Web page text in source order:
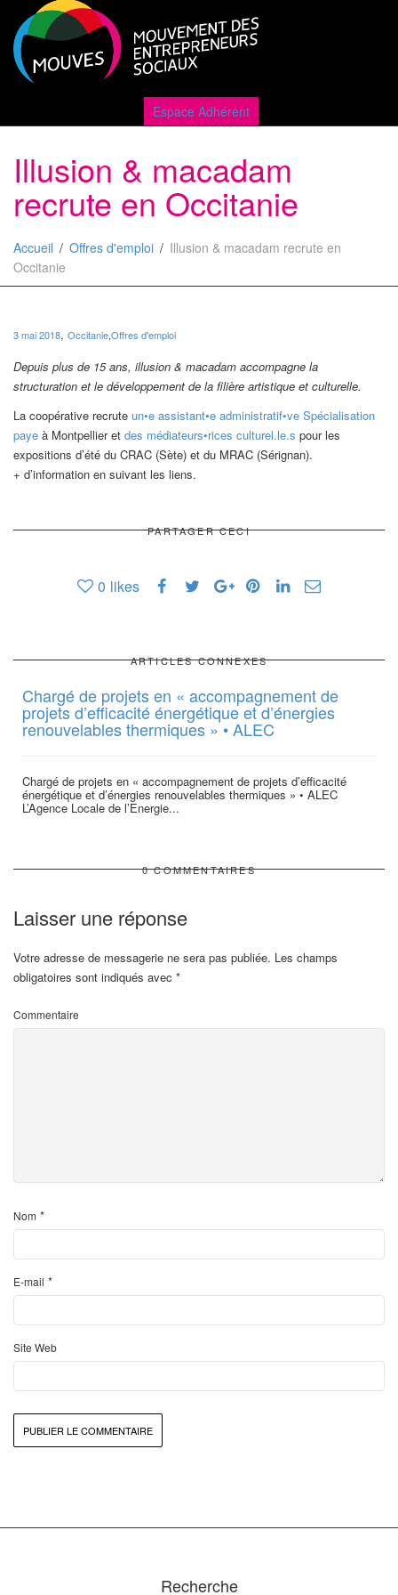
Espace Adhérent
Illusion & macadam
recrute en Occitanie
Accueil Offres d'emploi
Illusion & macadam recrute en
Occitanie
3 mai 2018, Occitanie,Offres d'emploi
Depuis plus de 15 ans, illusion & macadam accompagne la
structuration et le développement de la filière artistique et culturelle.
La coopérative recrute un•e assistant•e administratif•ve Spécialisation
paye à Montpellier et des médiateurs•rices culturel.le.s pour les
expositions d’été du CRAC (Sète) et du MRAC (Sérignan).
+ d’information en suivant les liens.
PARTAGER CECI
0 likes
ARTICLES CONNEXES
Chargé de projets en « accompagnement de
projets d’efficacité énergétique et d’énergies
renouvelables thermiques » • ALEC
Chargé de projets en « accompagnement de projets d’efficacité
énergétique et d’énergies renouvelables thermiques » • ALEC
L’Agence Locale de l’Energie...
0 COMMENTAIRES
Laisser une réponse
Votre adresse de messagerie ne sera pas publiée. Les champs
obligatoires sont indiqués avec *
Commentaire
Nom *
E-mail *
Site Web
Recherche